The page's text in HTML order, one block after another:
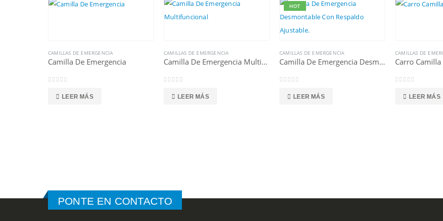
CAMILLAS DE EMERGENCIA
Camilla De Emergencia
LEER MÁS
CAMILLAS DE EMERGENCIA
Camilla De Emergencia Multifuncional
LEER MÁS
HOT
CAMILLAS DE EMERGENCIA
Camilla De Emergencia Desmontable
LEER MÁS
CAMILLAS DE
Carro Camilla
LEER MÁS
PONTE EN CONTACTO